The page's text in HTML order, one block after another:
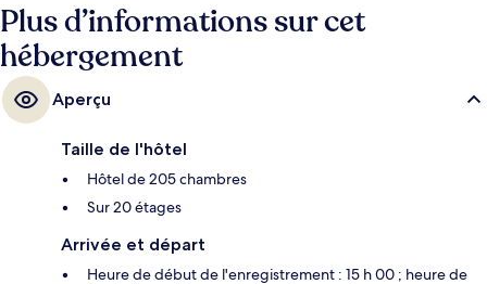
Plus d’informations sur cet
hébergement
Aperçu
Taille de l'hôtel
Hôtel de 205 chambres
Sur 20 étages
Arrivée et départ
Heure de début de l'enregistrement : 15 h 00 ; heure de